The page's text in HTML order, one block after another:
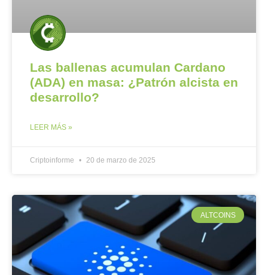
Las ballenas acumulan Cardano
(ADA) en masa: ¿Patrón alcista en
desarrollo?
LEER MÁS »
Criptoinforme 20 de marzo de 2025
ALTCOINS